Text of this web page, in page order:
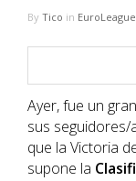
By Tico in EuroLeague
Ayer, fue un
sus seguidores/
que la Victoria
supone la